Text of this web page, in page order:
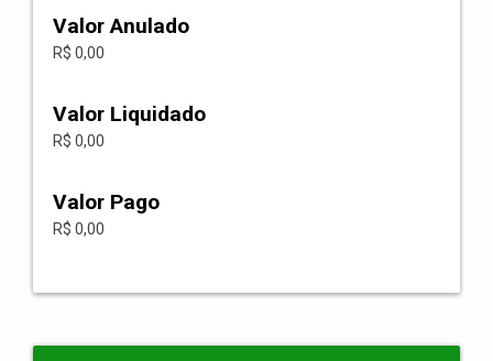
Valor Anulado
R$ 0,00
Valor Liquidado
R$ 0,00
Valor Pago
R$ 0,00